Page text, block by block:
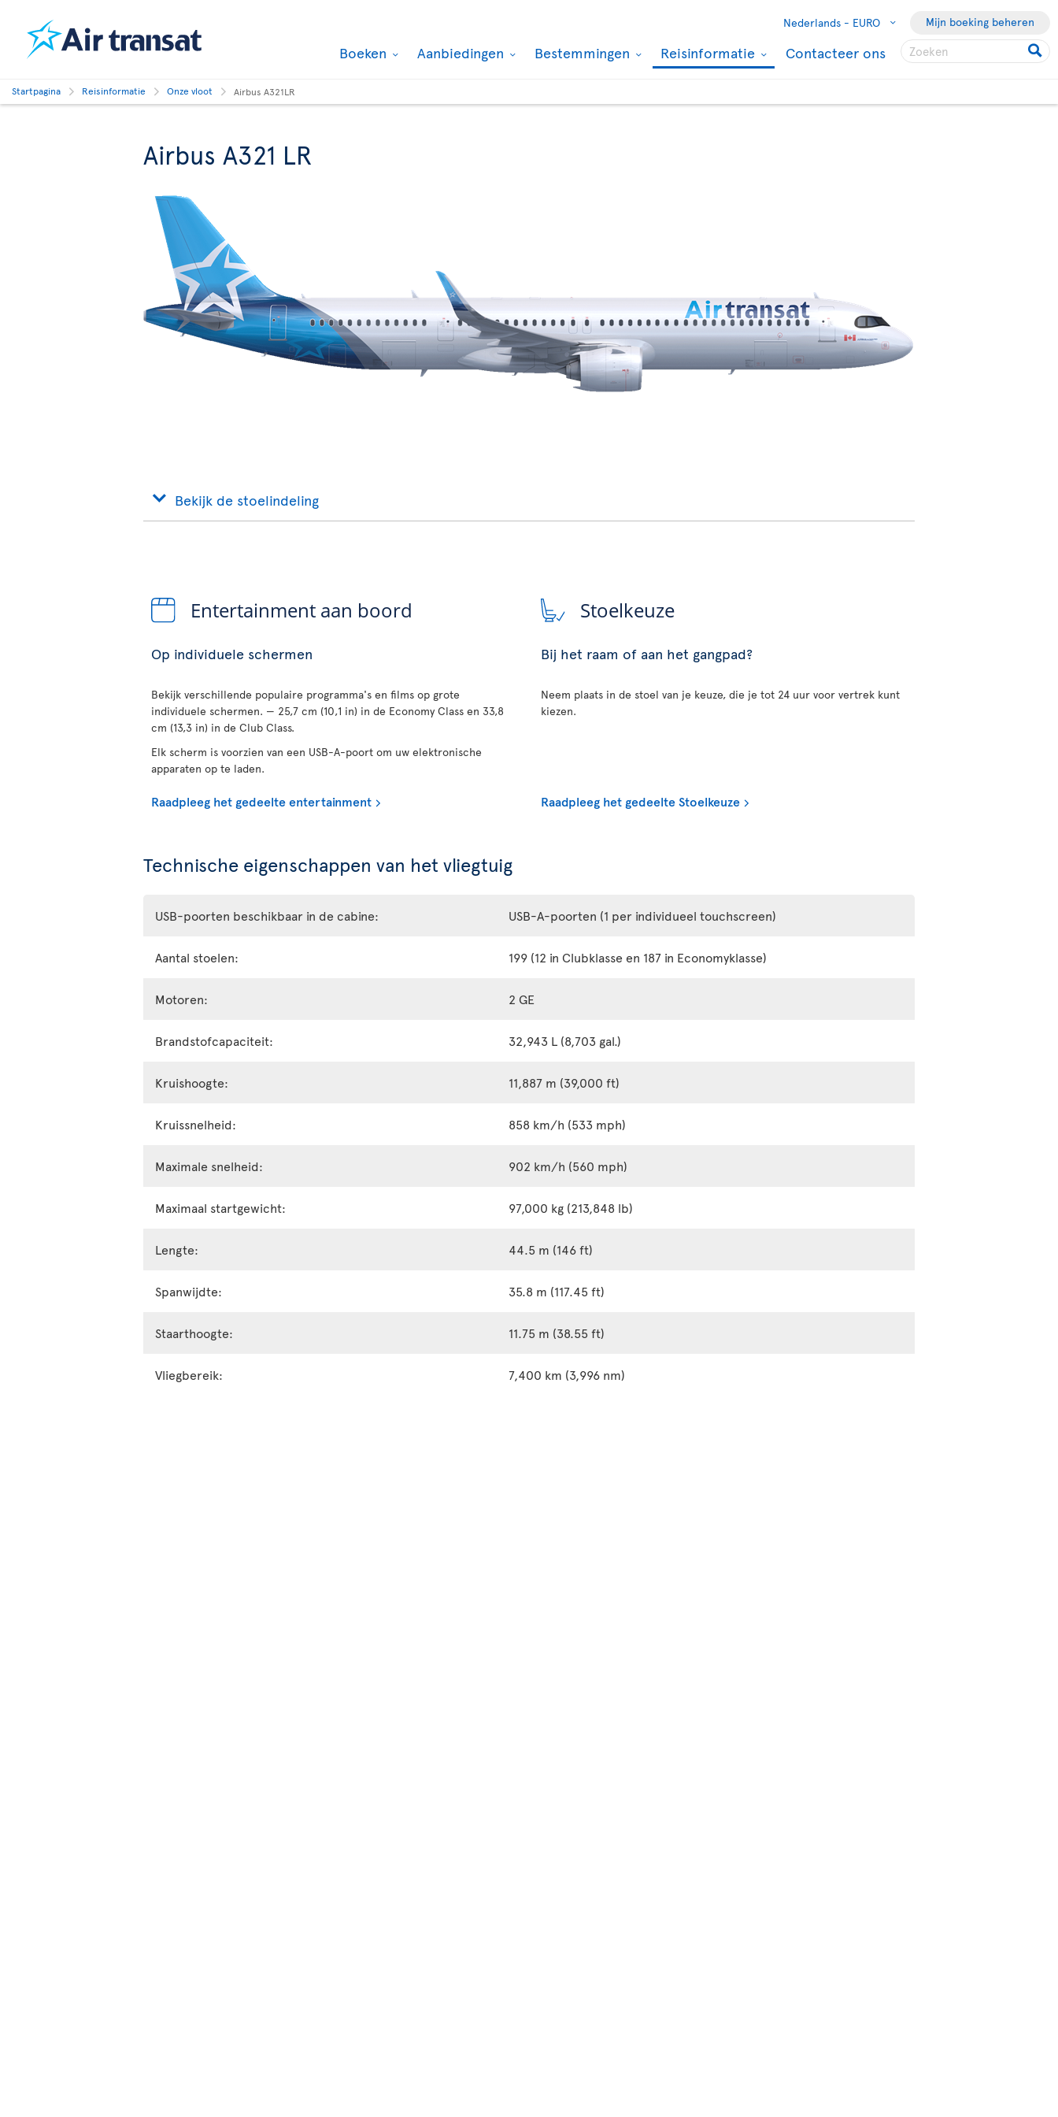
Nederlands - EURO Mijn boeking beheren
Boeken Aanbiedingen Bestemmingen Reisinformatie Contacteer ons
Startpagina Reisinformatie Onze vloot Airbus A321LR
Airbus A321 LR
Bekijk de stoelindeling
Entertainment aan boord
Op individuele schermen
Bekijk verschillende populaire programma's en films op grote
individuele schermen. — 25,7 cm (10,1 in) in de Economy Class en 33,8
cm (13,3 in) in de Club Class.
Elk scherm is voorzien van een USB-A-poort om uw elektronische
apparaten op te laden.
Raadpleeg het gedeelte entertainment
Stoelkeuze
Bij het raam of aan het gangpad?
Neem plaats in de stoel van je keuze, die je tot 24 uur voor vertrek kunt
kiezen.
Raadpleeg het gedeelte Stoelkeuze
Technische eigenschappen van het vliegtuig
USB-poorten beschikbaar in de cabine: USB-A-poorten (1 per individueel touchscreen)
Aantal stoelen: 199 (12 in Clubklasse en 187 in Economyklasse)
Motoren: 2 GE
Brandstofcapaciteit: 32,943 L (8,703 gal.)
Kruishoogte: 11,887 m (39,000 ft)
Kruissnelheid: 858 km/h (533 mph)
Maximale snelheid: 902 km/h (560 mph)
Maximaal startgewicht: 97,000 kg (213,848 lb)
Lengte: 44.5 m (146 ft)
Spanwijdte: 35.8 m (117.45 ft)
Staarthoogte: 11.75 m (38.55 ft)
Vliegbereik: 7,400 km (3,996 nm)